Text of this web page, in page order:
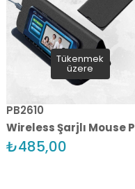
Wireless Şarjlı Mouse
PB2610
₺485,00
Tükenmek
üzere